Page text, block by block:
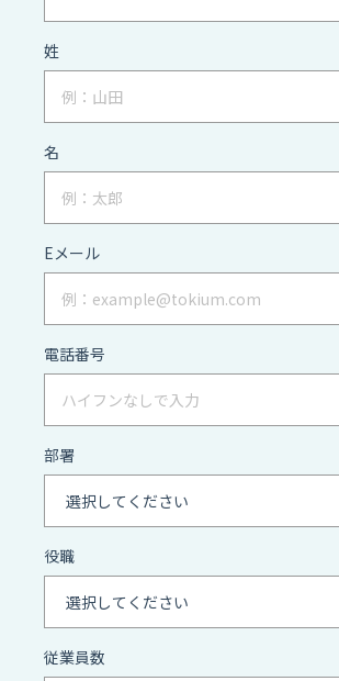
姓
名
Eメール
電話番号
部署
役職
従業員数